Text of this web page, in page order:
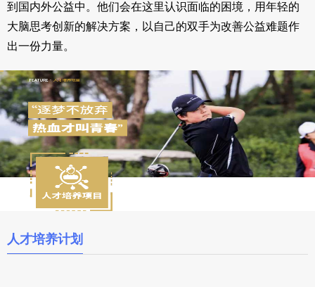
到国内外公益中。他们会在这里认识面临的困境，用年轻的
大脑思考创新的解决方案，以自己的双手为改善公益难题作
出一份力量。
人才培养计划